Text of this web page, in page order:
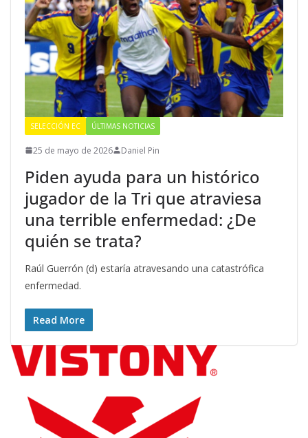
SELECCIÓN EC ÚLTIMAS NOTICIAS
25 de mayo de 2026 Daniel Pin
Piden ayuda para un histórico
jugador de la Tri que atraviesa
una terrible enfermedad: ¿De
quién se trata?
Raúl Guerrón (d) estaría atravesando una catastrófica
enfermedad.
Read More